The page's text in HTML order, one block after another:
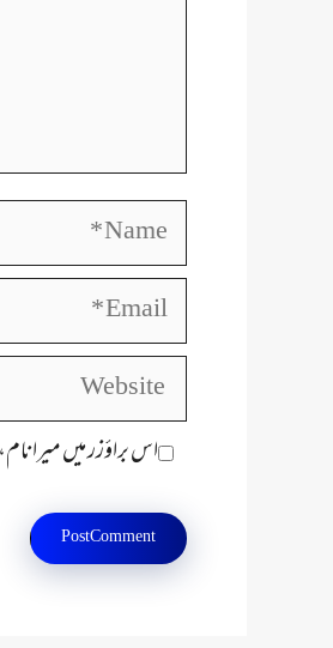
Name
Email
Website
اس براؤزر میں میرا